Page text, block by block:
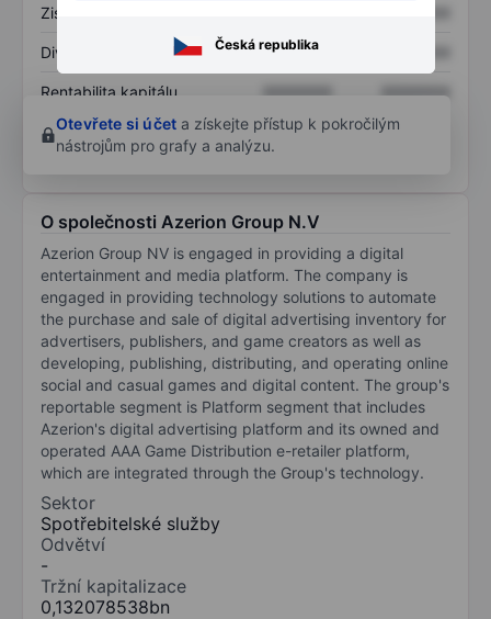
Česká republika
Zisk na akcii
Dividenda na akcii XXXXXXX
Rentabilita kapitálu XXXXXXX
XXXXXXX
Otevřete si účet a získejte přístup k pokročilým
nástrojům pro grafy a analýzu.
O společnosti Azerion Group N.V
Azerion Group NV is engaged in providing a digital
entertainment and media platform. The company is
engaged in providing technology solutions to automate
the purchase and sale of digital advertising inventory for
advertisers, publishers, and game creators as well as
developing, publishing, distributing, and operating online
social and casual games and digital content. The group's
reportable segment is Platform segment that includes
Azerion's digital advertising platform and its owned and
operated AAA Game Distribution e-retailer platform,
which are integrated through the Group's technology.
Sektor
Spotřebitelské služby
Odvětví
-
Tržní kapitalizace
0,132078538bn